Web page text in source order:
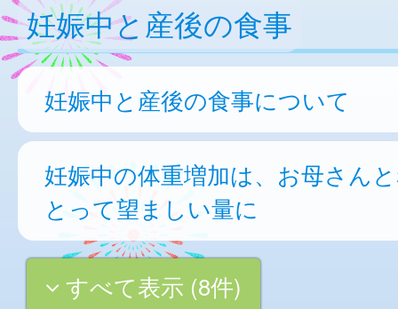
妊娠中と産後の食事
妊娠中と産後の食事について
妊娠中の体重増加は、お母さん
とって望ましい量に
すべて表示 (8件)